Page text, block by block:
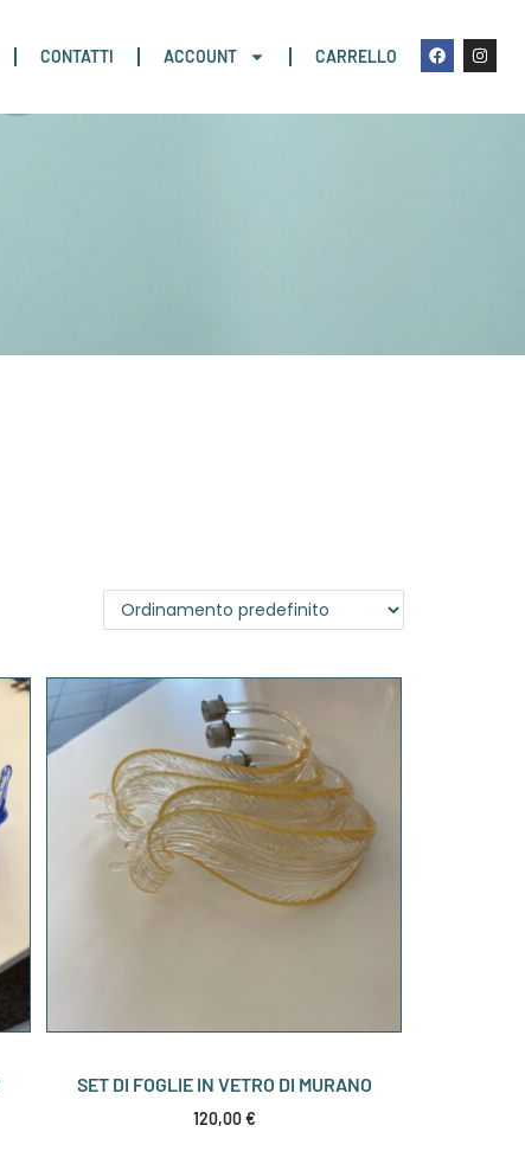
CONTATTI ACCOUNT CARRELLO
SET DI FOGLIE IN VETRO DI MURANO
120,00€